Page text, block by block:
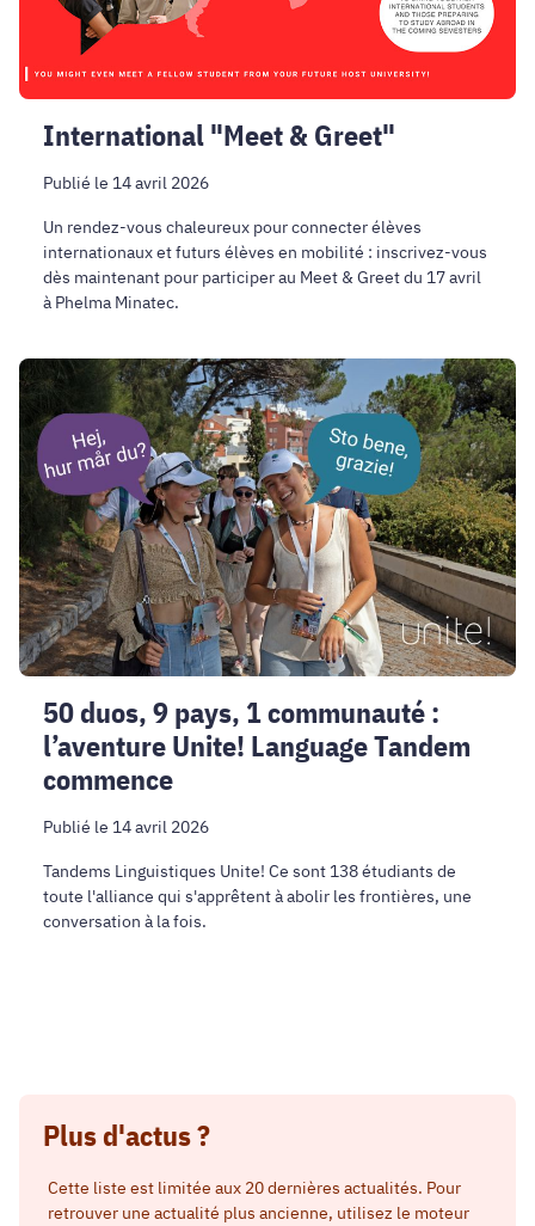
International "Meet & Greet"
Publié le 14 avril 2026
Un rendez-vous chaleureux pour connecter élèves
internationaux et futurs élèves en mobilité : inscrivez-vous
dès maintenant pour participer au Meet & Greet du 17 avril
à Phelma Minatec.
50
duos,
9
pays,
1
communauté
:
l’aventure
Unite!
Language
Tandem
commence
50 duos, 9 pays, 1 communauté :
l’aventure Unite! Language Tandem
commence
Publié le 14 avril 2026
Tandems Linguistiques Unite! Ce sont 138 étudiants de
toute l'alliance qui s'apprêtent à abolir les frontières, une
conversation à la fois.
Plus d'actus ?
Cette liste est limitée aux 20 dernières actualités. Pour
retrouver une actualité plus ancienne, utilisez le moteur